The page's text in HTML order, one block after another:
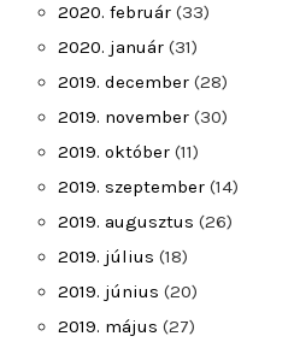
2020. február (33)
2020. január (31)
2019. december (28)
2019. november (30)
2019. október (11)
2019. szeptember (14)
2019. augusztus (26)
2019. július (18)
2019. június (20)
2019. május (27)